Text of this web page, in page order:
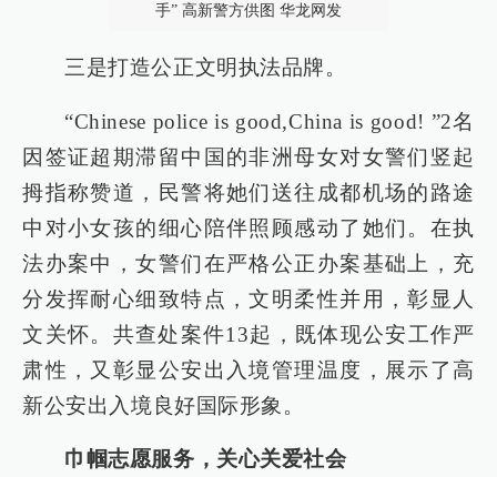
手” 高新警方供图 华龙网发
三是打造公正文明执法品牌。
“Chinese police is good,China is good! ”2名
因签证超期滞留中国的非洲母女对女警们竖起
拇指称赞道，民警将她们送往成都机场的路途
中对小女孩的细心陪伴照顾感动了她们。在执
法办案中，女警们在严格公正办案基础上，充
分发挥耐心细致特点，文明柔性并用，彰显人
文关怀。共查处案件13起，既体现公安工作严
肃性，又彰显公安出入境管理温度，展示了高
新公安出入境良好国际形象。
巾帼志愿服务，关心关爱社会